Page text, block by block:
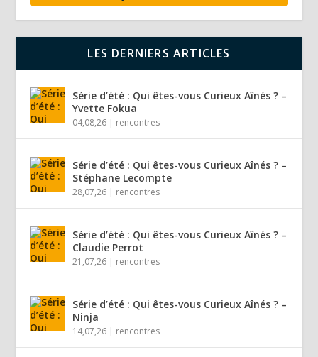
LES DERNIERS ARTICLES
Série d’été : Qui êtes-vous Curieux Aînés ? –
Yvette Fokua
04,08,26 | rencontres
Série d’été : Qui êtes-vous Curieux Aînés ? –
Stéphane Lecompte
28,07,26 | rencontres
Série d’été : Qui êtes-vous Curieux Aînés ? –
Claudie Perrot
21,07,26 | rencontres
Série d’été : Qui êtes-vous Curieux Aînés ? –
Ninja
14,07,26 | rencontres